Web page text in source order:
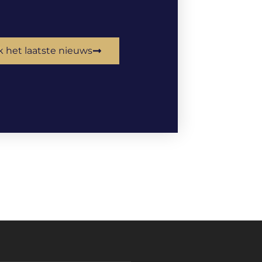
het laatste nieuws